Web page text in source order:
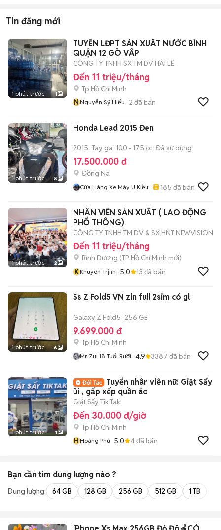
Tin đăng mới
1 phút trước 1
TUYỂN LĐPT SẢN XUẤT NƯỚC BÌNH
QUẬN 12 GÒ VẤP
CÔNG TY TNHH SX TM DV HẢI LÊ
Đến 11 triệu/tháng
Tp Hồ Chí Minh
NNguyễn Sỹ Hiếu 2 đã bán
1 phút trước 8
Honda Lead 2015 Đen
2015 Tay ga 100 - 175 cc Đã sử dụng
17.500.000 đ
Đồng Nai
Cửa Hàng Xe Máy U Kiều 185 đã bán
1 phút trước 2
NHÂN VIÊN SẢN XUẤT ( LAO ĐỘNG
PHỔ THÔNG)
CÔNG TY TNHH TM DV & SX HNT NEWVISION
Đến 11 triệu/tháng
Bình Dương (TP Hồ Chí Minh mới)
KKhuyên Trịnh 5.0 13 đã bán
1 phút trước 6
Ss Z Fold5 VN zin full 2sim có gl
Galaxy Z Fold5 256 GB
9.699.000 đ
Tp Hồ Chí Minh
Mr Zui 18 Tuổi Rưỡi 4.9 3387 đã bán
1 phút trước 1
Tuyển nhân viên nữ: Giặt Sấy
ủi , gấp xếp quần áo
Giặt Sấy Tik Tak
Đến 30.000 đ/giờ
Tp Hồ Chí Minh
HHoàng Phú 5.0 4đã bán
Bạn cần tìm dung lượng nào ?
Dung lượng: 64 GB 128 GB 256 GB 512 GB 1 TB